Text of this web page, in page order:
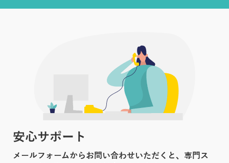
安心サポート
メールフォームからお問い合わせいただくと、専門ス